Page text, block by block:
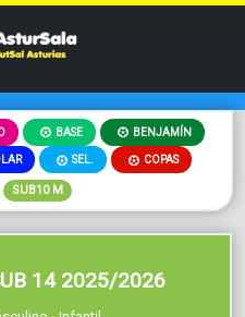
BASE BENJAMÍN
SEL. COPAS
SUB10 M
14 2025/2026